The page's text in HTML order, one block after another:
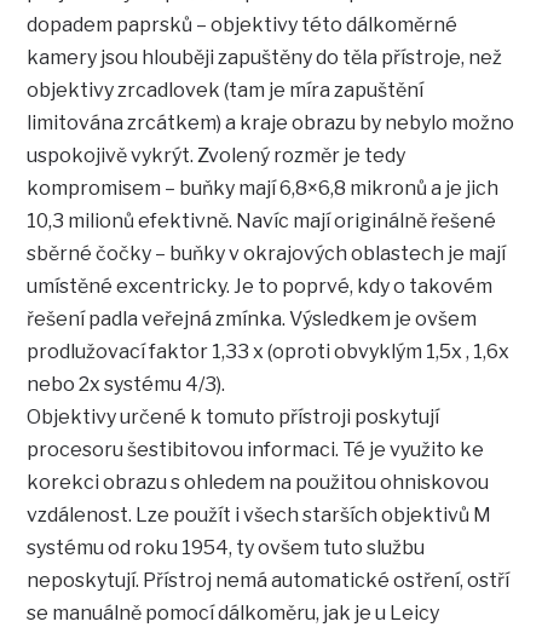
dopadem paprsků – objektivy této dálkoměrné
kamery jsou hlouběji zapuštěny do těla přístroje, než
objektivy zrcadlovek (tam je míra zapuštění
limitována zrcátkem) a kraje obrazu by nebylo možno
uspokojivě vykrýt. Zvolený rozměr je tedy
kompromisem – buňky mají 6,8×6,8 mikronů a je jich
10,3 milionů efektivně. Navíc mají originálně řešené
sběrné čočky – buňky v okrajových oblastech je mají
umístěné excentricky. Je to poprvé, kdy o takovém
řešení padla veřejná zmínka. Výsledkem je ovšem
prodlužovací faktor 1,33 x (oproti obvyklým 1,5x , 1,6x
nebo 2x systému 4/3).
Objektivy určené k tomuto přístroji poskytují
procesoru šestibitovou informaci. Té je využito ke
korekci obrazu s ohledem na použitou ohniskovou
vzdálenost. Lze použít i všech starších objektivů M
systému od roku 1954, ty ovšem tuto službu
neposkytují. Přístroj nemá automatické ostření, ostří
se manuálně pomocí dálkoměru, jak je u Leicy